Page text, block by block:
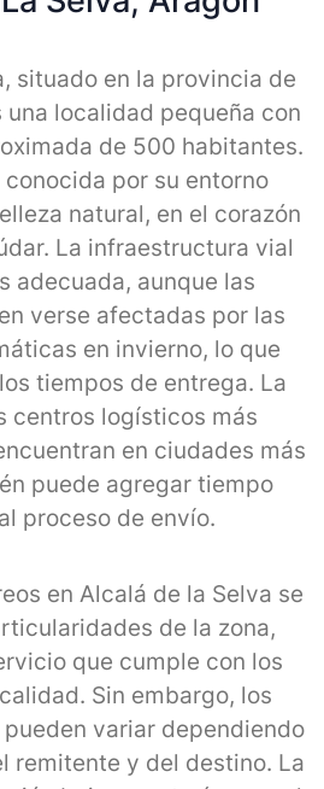
situado en la provincia de
una localidad pequeña con
de 500 habitantes.
por su entorno
natural, en el corazón
La infraestructura vial
adecuada, aunque las
verse afectadas por las
en invierno, lo que
tiempos de entrega. La
centros logísticos más
en ciudades más
puede agregar tiempo
proceso de envío.
en Alcalá de la Selva se
de la zona,
que cumple con los
Sin embargo, los
variar dependiendo
remitente y del destino. La